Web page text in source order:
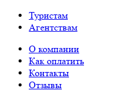
Туристам
Агентствам
О компании
Как оплатить
Контакты
Отзывы